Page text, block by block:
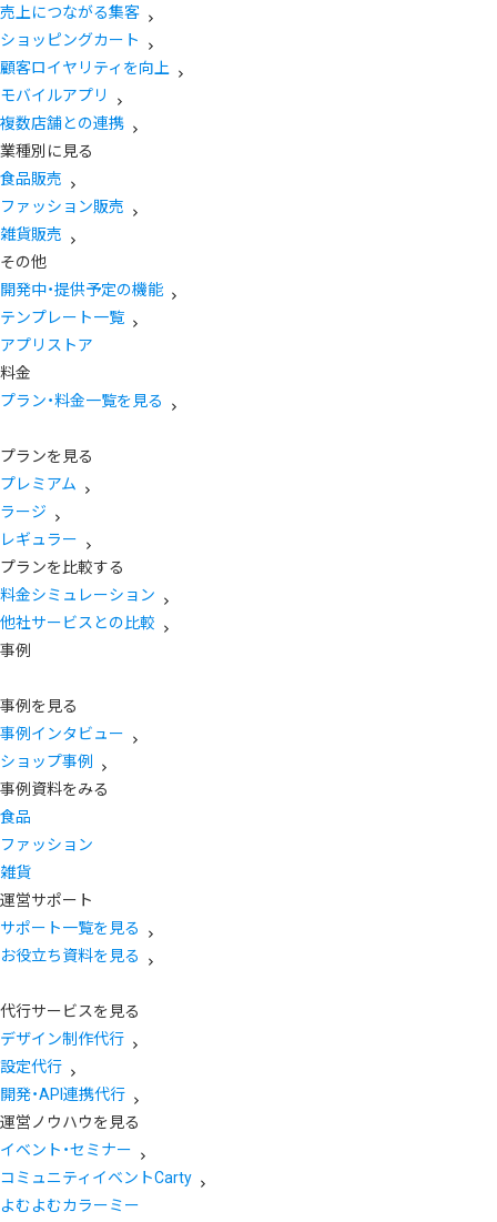
売上につながる集客
ショッピングカート
顧客ロイヤリティを向上
モバイルアプリ
複数店舗との連携
業種別に見る
食品販売
ファッション販売
雑貨販売
その他
開発中・提供予定の機能
テンプレート一覧
アプリストア
料金
プラン・料金一覧を見る
プランを見る
プレミアム
ラージ
レギュラー
プランを比較する
料金シミュレーション
他社サービスとの比較
事例
事例を見る
事例インタビュー
ショップ事例
事例資料をみる
食品
ファッション
雑貨
運営サポート
サポート一覧を見る
お役立ち資料を見る
代行サービスを見る
デザイン制作代行
設定代行
開発・API連携代行
運営ノウハウを見る
イベント・セミナー
コミュニティイベントCarty
よむよむカラーミー